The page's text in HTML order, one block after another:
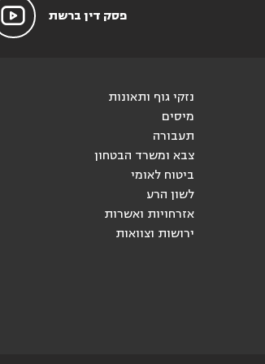
פסק דין ברשת 
נזקי גוף ותאונות
מיסים
תעבורה
צבא ומשרד הבטחון
ביטוח לאומי
לשון הרע
אזרחויות ואשרות
ירושות וצוואות